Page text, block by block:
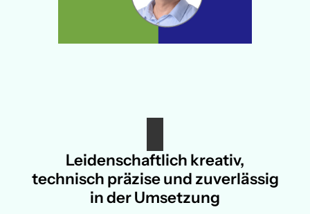
Leidenschaftlich kreativ,
technisch präzise und zuverlässig
in der Umsetzung